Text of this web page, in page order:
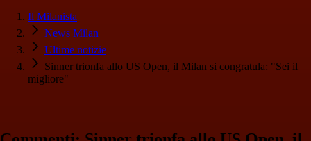
Il Milanista
News Milan
Ultime notizie
Sinner trionfa allo US Open, il Milan si congratula: "Sei il
migliore"